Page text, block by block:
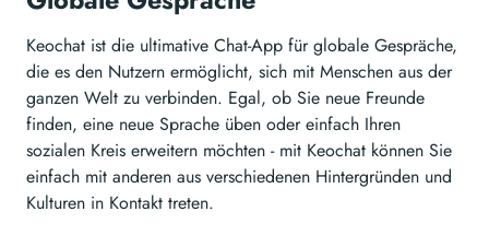
Keochat ist die ultimative Chat-App für globale Gespräche,
die es den Nutzern ermöglicht, sich mit Menschen aus der
ganzen Welt zu verbinden. Egal, ob Sie neue Freunde
finden, eine neue Sprache üben oder einfach Ihren
sozialen Kreis erweitern möchten - mit Keochat können Sie
einfach mit anderen aus verschiedenen Hintergründen und
Kulturen in Kontakt treten.